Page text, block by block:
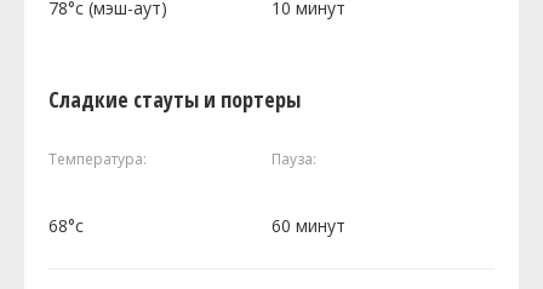
78°c (мэш-аут) 10 минут
Сладкие стауты и портеры
Температура: Пауза:
68°c 60 минут